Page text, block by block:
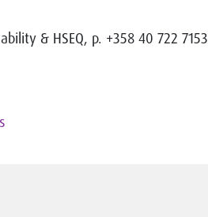
& HSEQ, p. +358 40 722 7153